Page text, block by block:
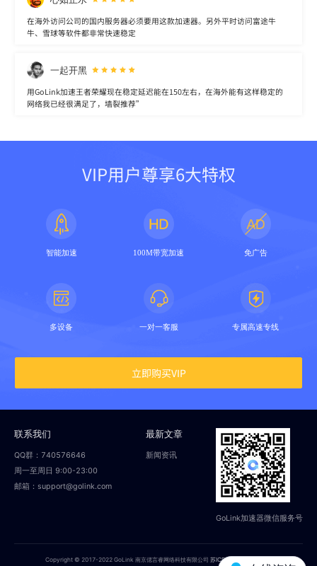
在海外访问公司的国内服务器必须要用这款加速器。另外平时访问富途牛
牛、雪球等软件都非常快速稳定
一起开黑
用GoLink加速王者荣耀现在稳定延迟能在150左右，在海外能有这样稳定的
网络我已经很满足了，墙裂推荐”
VIP用户尊享6大特权
智能加速 100M带宽加速 免广告
多设备 一对一客服 专属高速专线
立即购买VIP
联系我们
QQ群：740576646
周一至周日 9:00-23:00
邮箱：support@golink.com
最新文章
新闻资讯
GoLink加速器微信服务号
Copyright © 2017-2022 GoLink 南京偲言睿网络科技有限公司苏ICP备18014251号-2